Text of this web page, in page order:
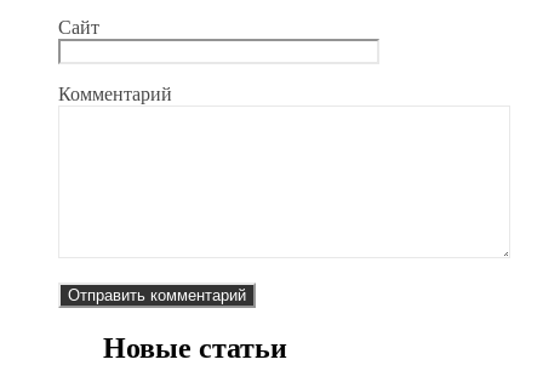
Сайт
Комментарий
Новые статьи